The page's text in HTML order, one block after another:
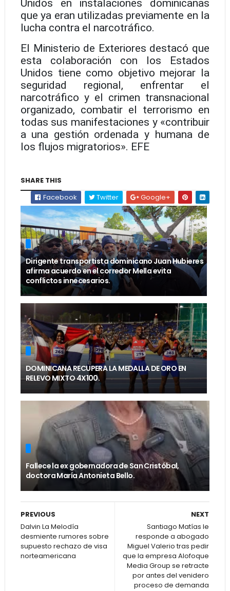
Unidos en instalaciones dominicanas
que ya eran utilizadas previamente en la
lucha contra el narcotráfico.
El Ministerio de Exteriores destacó que
esta colaboración con los Estados
Unidos tiene como objetivo mejorar la
seguridad regional, enfrentar el
narcotráfico y el crimen transnacional
organizado, combatir el terrorismo en
todas sus manifestaciones y «contribuir
a una gestión ordenada y humana de
los flujos migratorios». EFE
SHARE THIS
Facebook
Twitter Google+
Dirigente transportista dominicano Juan Hubieres
afirma acuerdo en el corredor Mella evita
conflictos innecesarios.
DOMINICANA RECUPERA LA MEDALLA DE ORO EN
RELEVO MIXTO 4X100.
Fallece la ex gobernadora de San Cristóbal,
doctora María Antonieta Bello.
NEXT
Santiago Matías le
responde a abogado
Miguel Valerio tras pedir
que la empresa Alofoque
Media Group se retracte
por antes del venidero
proceso de demanda
PREVIOUS
Dalvin La Melodía
desmiente rumores sobre
supuesto rechazo de visa
norteamericana